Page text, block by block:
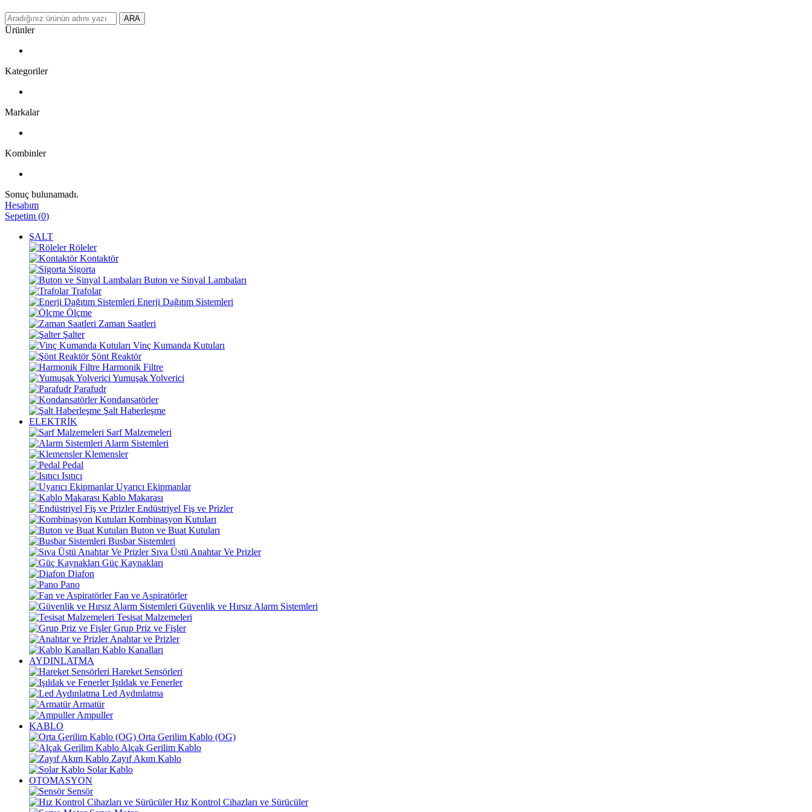
ARA
Ürünler
Kategoriler
Markalar
Kombinler
Sonuç bulunamadı.
Hesabım
Sepetim (0)
ŞALT
Röleler
Kontaktör
Sigorta
Buton ve Sinyal Lambaları
Trafolar
Enerji Dağıtım Sistemleri
Ölçme
Zaman Saatleri
Şalter
Vinç Kumanda Kutuları
Şönt Reaktör
Harmonik Filtre
Yumuşak Yolverici
Parafudr
Kondansatörler
Şalt Haberleşme
ELEKTRİK
Sarf Malzemeleri
Alarm Sistemleri
Klemensler
Pedal
Isıtıcı
Uyarıcı Ekipmanlar
Kablo Makarası
Endüstriyel Fiş ve Prizler
Kombinasyon Kutuları
Buton ve Buat Kutuları
Busbar Sistemleri
Sıva Üstü Anahtar Ve Prizler
Güç Kaynakları
Diafon
Pano
Fan ve Aspiratörler
Güvenlik ve Hırsız Alarm Sistemleri
Tesisat Malzemeleri
Grup Priz ve Fişler
Anahtar ve Prizler
Kablo Kanalları
AYDINLATMA
Hareket Sensörleri
Işıldak ve Fenerler
Led Aydınlatma
Armatür
Ampuller
KABLO
Orta Gerilim Kablo (OG)
Alçak Gerilim Kablo
Zayıf Akım Kablo
Solar Kablo
OTOMASYON
Sensör
Hız Kontrol Cihazları ve Sürücüler